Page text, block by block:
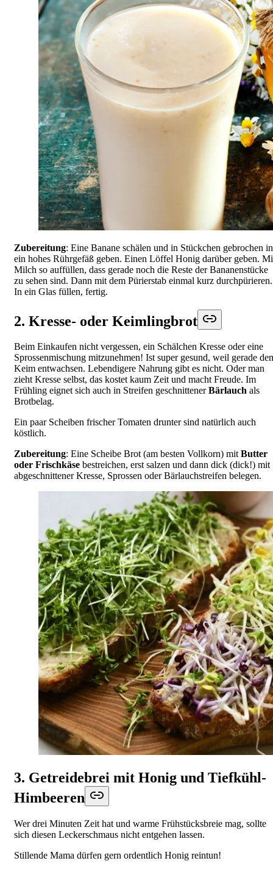
Zubereitung: Eine Banane schälen und in Stückchen gebrochen in
ein hohes Rührgefäß geben. Einen Löffel Honig darüber geben.
Milch so auffüllen, dass gerade noch die Reste der Bananenstücke
zu sehen sind. Dann mit dem Pürierstab einmal kurz durchpürieren.
In ein Glas füllen, fertig.
2. Kresse- oder Keimlingbrot
Beim Einkaufen nicht vergessen, ein Schälchen Kresse oder eine
Sprossenmischung mitzunehmen! Ist super gesund, weil gerade
Keim entwachsen. Lebendigere Nahrung gibt es nicht. Oder man
zieht Kresse selbst, das kostet kaum Zeit und macht Freude. Im
Frühling eignet sich auch in Streifen geschnittenerBärlauch als
Brotbelag.
Ein paar Scheiben frischer Tomaten drunter sind natürlich auch
köstlich.
Zubereitung: Eine Scheibe Brot (am besten Vollkorn) mitButter
oder Frischkäse bestreichen, erst salzen und dann dick (dick!) mit
abgeschnittener Kresse, Sprossen oder Bärlauchstreifen belegen.
3. Getreidebrei mit Honig und Tiefkühl-
Himbeeren
Wer drei Minuten Zeit hat und warme Frühstücksbreie mag, sollte
sich diesen Leckerschmaus nicht entgehen lassen.
Stillende Mama dürfen gern ordentlich Honig reintun!